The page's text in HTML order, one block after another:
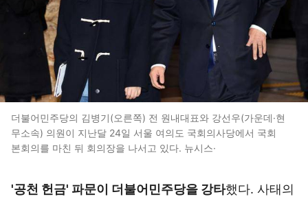
더불어민주당의 김병기(오른쪽) 전 원내대표와 강선우(가운데·현
무소속) 의원이 지난달 24일 서울 여의도 국회의사당에서 국회
본회의를 마친 뒤 회의장을 나서고 있다. 뉴시스·
'공천 헌금' 파문이 더불어민주당을 강타했다. 사태의